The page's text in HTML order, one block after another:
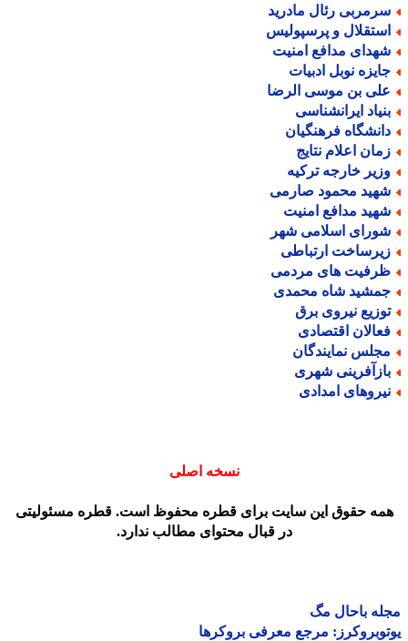
رئال مادرید
و پرسپولیس
مدافع امنیت
نوبل ادبیات
بن موسی الرضا
ایرانشناسی
فرهنگیان
اعلام نتایج
خارجه ترکیه
محمود صارمی
مدافع امنیت
اسلامی شهر
ارتباطی
های مردمی
شاه محمدی
نیروی برق
اقتصادی
نمایندگان
شهری
امدادی
نسخه اصلی
حقوق این سایت برای قطره محفوظ است. قطره مسئولیتی
در قبال محتوای مطالب ندارد.
باحال مگ
مرجع معرفی بروکرها